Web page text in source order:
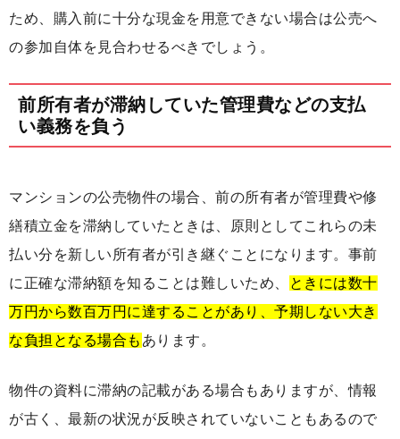
ため、購入前に十分な現金を用意できない場合は公売へ
の参加自体を見合わせるべきでしょう。
前所有者が滞納していた管理費などの支払
い義務を負う
マンションの公売物件の場合、前の所有者が管理費や修
繕積立金を滞納していたときは、原則としてこれらの未
払い分を新しい所有者が引き継ぐことになります。事前
に正確な滞納額を知ることは難しいため、
ときには数十
万円から数百万円に達することがあり、予期しない大き
な負担となる場合も あります。
物件の資料に滞納の記載がある場合もありますが、情報
が古く、最新の状況が反映されていないこともあるので